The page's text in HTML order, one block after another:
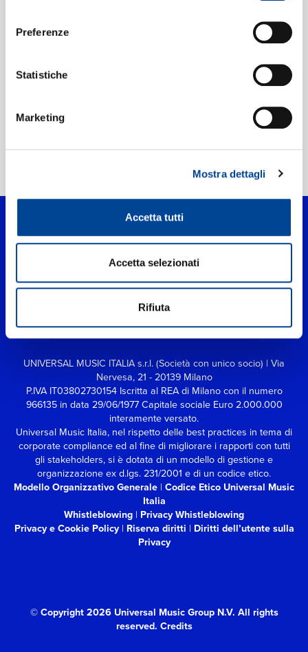
Preferenze
Statistiche
Marketing
Mostra dettagli
Accetta tutti
Accetta selezionati
Rifiuta
Control Shift
UNIVERSAL MUSIC ITALIA s.r.l. (Società con unico socio) | Via
Nervesa, 21 - 20139 Milano
P.IVA IT03802730154 Iscritta al REA di Milano con il numero
966135 in data 29/06/1977Capitale sociale Euro 2.000.000
interamente versato.
Universal Music Italia, nel rispetto delle best practices in tema di
corporate compliance ed al fine di migliorare i rapporti con tutti
gli stakeholders,si è dotata di un modello di gestione e
organizzazione ex d.lgs. 231/2001 e di un codice etico.
Modello Organizzativo Generale | Codice Etico Universal Music
Italia
Whistleblowing | Privacy Whistleblowing
Privacy e Cookie Policy| Riserva diritti | Diritti dell’utente sulla
Privacy
© Copyright 2026 Universal Music Group N.V. All rights
reserved. Credits